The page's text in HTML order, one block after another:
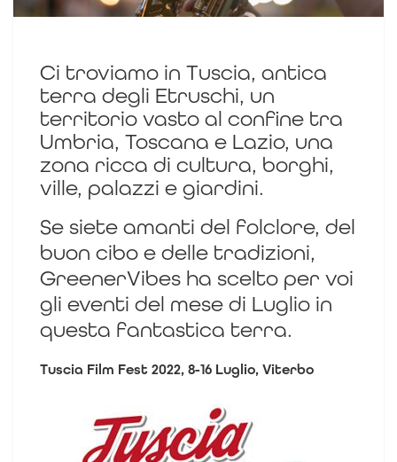
Ci troviamo in Tuscia, antica
terra degli Etruschi, un
territorio vasto al confine tra
Umbria, Toscana e Lazio, una
zona ricca di cultura, borghi,
ville, palazzi e giardini.
Se siete amanti del folclore, del
buon cibo e delle tradizioni,
GreenerVibes ha scelto per voi
gli eventi del mese di Luglio in
questa fantastica terra.
Tuscia Film Fest 2022, 8-16 Luglio, Viterbo